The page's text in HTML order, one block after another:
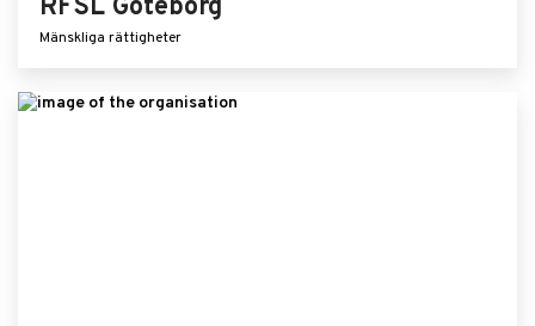
RFSL Göteborg
Mänskliga rättigheter